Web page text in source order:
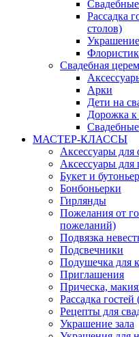
Рассадка
столов)
Свадебная
Арки
Дети на
Дорожка к
МАСТЕР-КЛАССЫ
Аксессуары для
Аксессуары для
Букет и
Бонбоньерки
Гирлянды
Пожелания от
пожеланий)
Подвязка
Подсвечники
Подушечка для
Приглашения
Прическа,
Рассадка
Рецепты для
Украшение зала